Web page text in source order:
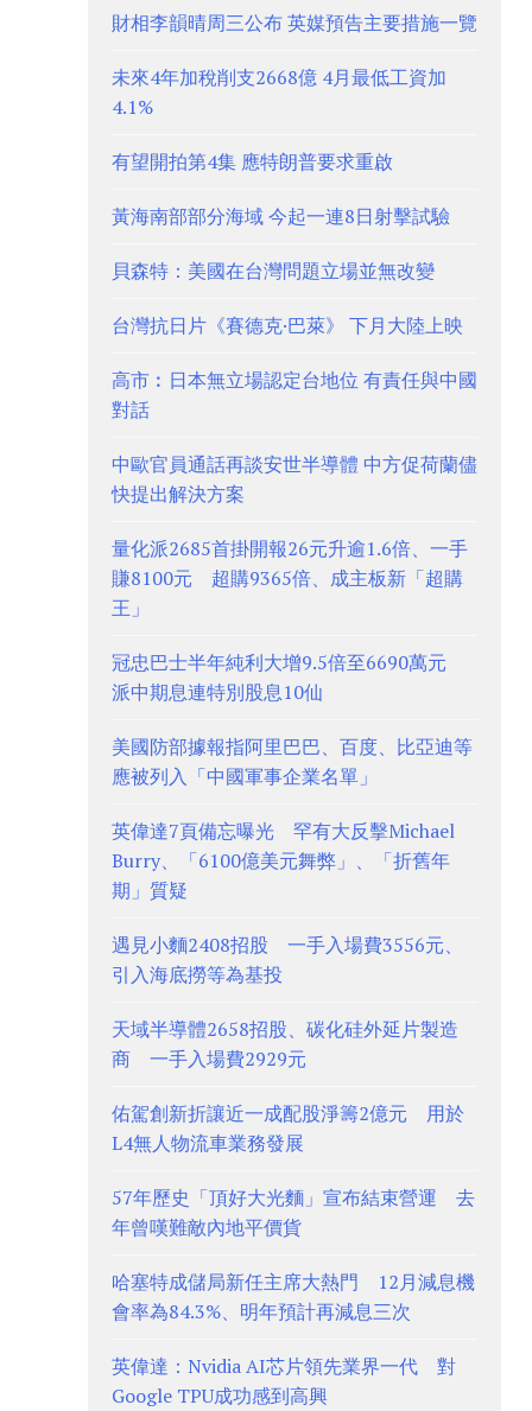
財相李韻晴周三公布 英媒預告主要措施一覽
未來4年加稅削支2668億 4月最低工資加
4.1%
有望開拍第4集 應特朗普要求重啟
黃海南部部分海域 今起一連8日射擊試驗
貝森特：美國在台灣問題立場並無改變
台灣抗日片《賽德克·巴萊》 下月大陸上映
高市︰日本無立場認定台地位 有責任與中國
對話
中歐官員通話再談安世半導體 中方促荷蘭儘
快提出解決方案
量化派2685首掛開報26元升逾1.6倍、一手
賺8100元 超購9365倍、成主板新「超購
王」
冠忠巴士半年純利大增9.5倍至6690萬元
派中期息連特別股息10仙
美國防部據報指阿里巴巴、百度、比亞迪等
應被列入「中國軍事企業名單」
英偉達7頁備忘曝光 罕有大反擊Michael
Burry、「6100億美元舞弊」、「折舊年
期」質疑
遇見小麵2408招股 一手入場費3556元、
引入海底撈等為基投
天域半導體2658招股、碳化硅外延片製造
商 一手入場費2929元
佑駕創新折讓近一成配股淨籌2億元 用於
L4無人物流車業務發展
57年歷史「頂好大光麵」宣布結束營運 去
年曾嘆難敵內地平價貨
哈塞特成儲局新任主席大熱門 12月減息機
會率為84.3%、明年預計再減息三次
英偉達：Nvidia AI芯片領先業界一代 對
Google TPU成功感到高興